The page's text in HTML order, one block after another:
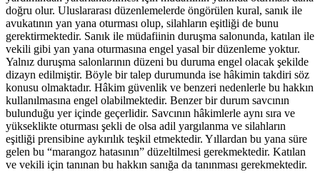
doğru olur. Uluslararası düzenlemelerde öngörülen kural, sanık ile
avukatının yan yana oturması olup, silahların eşitliği de bunu
gerektirmektedir. Sanık ile müdafiinin duruşma salonunda, katılan ile
vekili gibi yan yana oturmasına engel yasal bir düzenleme yoktur.
Yalnız duruşma salonlarının düzeni bu duruma engel olacak şekilde
dizayn edilmiştir. Böyle bir talep durumunda ise hâkimin takdiri söz
konusu olmaktadır. Hâkim güvenlik ve benzeri nedenlerle bu hakkın
kullanılmasına engel olabilmektedir. Benzer bir durum savcının
bulunduğu yer içinde geçerlidir. Savcının hâkimlerle aynı sıra ve
yükseklikte oturması şekli de olsa adil yargılanma ve silahların
eşitliği prensibine aykırılık teşkil etmektedir. Yıllardan bu yana süre
gelen bu “marangoz hatasının” düzeltilmesi gerekmektedir. Katılan
ve vekili için tanınan bu hakkın sanığa da tanınması gerekmektedir.